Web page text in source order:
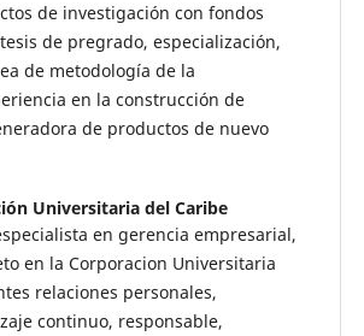
de investigación con fondos
de pregrado, especialización,
de metodología de la
en la construcción de
de productos de nuevo
Universitaria del Caribe
en gerencia empresarial,
en la Corporacion Universitaria
relaciones personales,
continuo, responsable,